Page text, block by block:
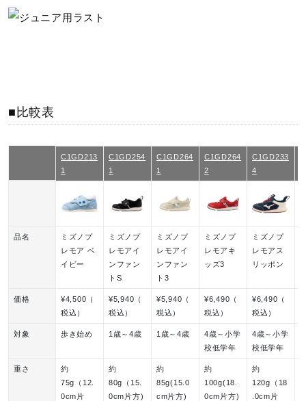
■比較表
C1GD213
1
C1GD254
1
C1GD264
1
C1GD264
2
C1GD233
4
品名
ミズノプ
レモア ベ
イビー
ミズノプ
レモアイ
ンファン
トS
ミズノプ
レモアイ
ンファン
ト3
ミズノプ
レモアキ
ッズ3
ミズノプ
レモアス
リッポン
価格
¥4,500（
税込）
¥5,940（
税込）
¥5,940（
税込）
¥6,490（
税込）
¥6,490（
税込）
対象 歩き始め 1歳～4歳 1歳～4歳
4歳～小学
校低学年
4歳～小学
校低学年
重さ
約
75g（12.
0cm片
約
80g（15.
0cm片方)
約
85g(15.0
cm片方)
約
100g(18.
0cm片方)
約
120g（18
.0cm片